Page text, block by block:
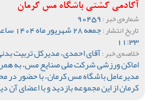
آکادمی کشتی باشگاه مس کرمان
شماره‌ی خبر :
تاریخ انتشار : جمعه 28 شهریور
11:33
خلاصه‌ی خبر :آقای احمدی، مدیرکل تربیت
اماکن ورزشی شرکت ملی صنایع مس، به
مدیرعامل باشگاه مس کرمان، با حضور
کرمان از این مجموعه بازدید و با اعضای آن